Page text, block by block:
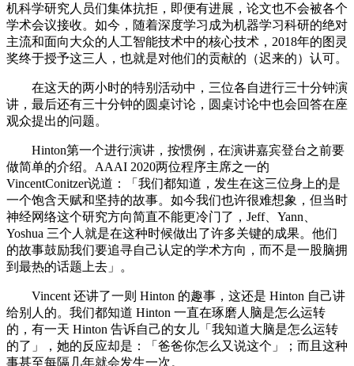
机科学研究人员们集体抗拒，即便有进展，论文也不会被各个
学术会议接收。如今，随着深度学习成为机器学习科研的绝对
主流和面向大众的人工智能技术中的核心技术，2018年的图灵
奖终于授予这三人，也就是对他们的贡献的（迟来的）认可。
在这天的两小时的特别活动中，三位各自进行三十分钟演
讲，最后还有三十分钟的圆桌讨论，圆桌讨论中也会回答在座
观众提出的问题。
Hinton第一个进行演讲，按惯例，在演讲嘉宾登台之前要
做简单的介绍。AAAI 2020两位程序主席之一的
VincentConitzer说道：「我们都知道，发生在这三位身上的是
一个饱含天赋和坚持的故事。如今我们也许很难想象，但当时
神经网络这个研究方向简直不能更冷门了，Jeff、Yann、
Yoshua 三个人就是在这种时候做出了许多关键的成果。他们
的故事鼓励我们要追寻自己认定的学术方向，而不是一股脑拥
到最热的话题上去」。
Vincent 还讲了一则 Hinton 的趣事，这还是 Hinton 自己讲
给别人的。我们都知道 Hinton 一直在琢磨人脑是怎么运转
的，有一天 Hinton 告诉自己的女儿「我知道大脑是怎么运转
的了」，她的反应却是：「爸爸你怎么又说这个」；而且这种
事甚至每隔几年就会发生一次。